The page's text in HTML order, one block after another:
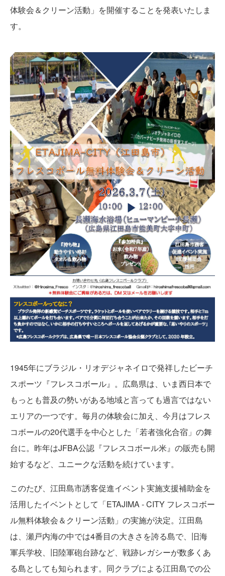
体験会＆クリーン活動」を開催することを発表いたしま
す。
1945年にブラジル・リオデジャネイロで発祥したビーチ
スポーツ『フレスコボール』。広島県は、いま西日本で
もっとも普及の勢いがある地域と言っても過言ではない
エリアの一つです。毎月の体験会に加え、今月はフレス
コボールの20代選手を中心とした「若者強化合宿」の舞
台に。昨年はJFBA公認『フレスコボール米』の販売も開
始するなど、ユニークな活動を続けています。
このたび、江田島市誘客促進イベント実施支援補助金を
活用したイベントとして「ETAJIMA - CITY フレスコボー
ル無料体験会＆クリーン活動」の実施が決定。江田島
は、瀬戸内海の中では4番目の大きさを誇る島で、旧海
軍兵学校、旧陸軍砲台跡など、戦跡レガシーが数多くあ
る島としても知られます。同クラブによる江田島での公